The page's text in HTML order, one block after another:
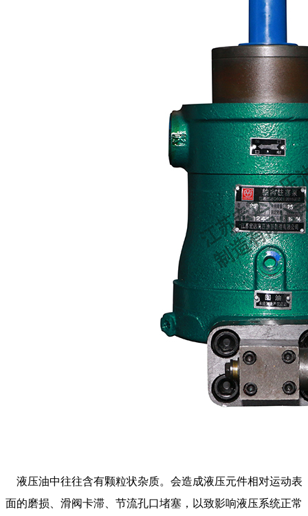
液压油中往往含有颗粒状杂质。会造成液压元件相对运动表
面的磨损、滑阀卡滞、节流孔口堵塞，以致影响液压系统正常